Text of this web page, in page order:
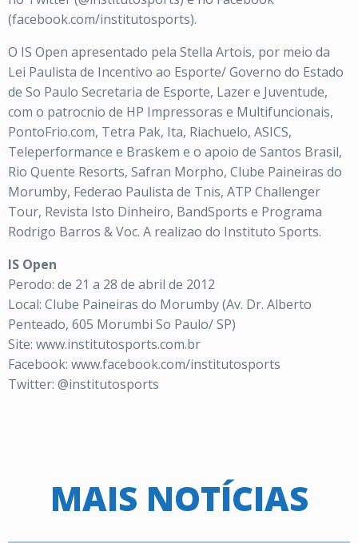
(facebook.com/institutosports).
O IS Open apresentado pela Stella Artois, por meio da
Lei Paulista de Incentivo ao Esporte/ Governo do Estado
de So Paulo Secretaria de Esporte, Lazer e Juventude,
com o patrocnio de HP Impressoras e Multifuncionais,
PontoFrio.com, Tetra Pak, Ita, Riachuelo, ASICS,
Teleperformance e Braskem e o apoio de Santos Brasil,
Rio Quente Resorts, Safran Morpho, Clube Paineiras do
Morumby, Federao Paulista de Tnis, ATP Challenger
Tour, Revista Isto Dinheiro, BandSports e Programa
Rodrigo Barros & Voc. A realizao do Instituto Sports.
IS Open
Perodo: de 21 a 28 de abril de 2012
Local: Clube Paineiras do Morumby (Av. Dr. Alberto
Penteado, 605 Morumbi So Paulo/ SP)
Site: www.institutosports.com.br
Facebook: www.facebook.com/institutosports
Twitter: @institutosports
MAIS NOTÍCIAS